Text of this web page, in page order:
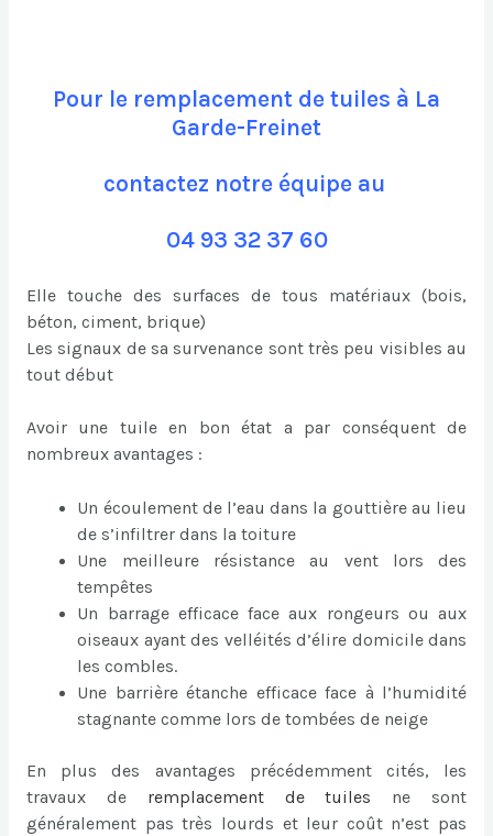
Pour le remplacement de tuiles à La
Garde-Freinet
contactez notre équipe au
04 93 32 37 60
Elle touche des surfaces de tous matériaux (bois,
béton, ciment, brique)
Les signaux de sa survenance sont très peu visibles au
tout début
Avoir une tuile en bon état a par conséquent de
nombreux avantages :
Un écoulement de l’eau dans la gouttière au lieu
de s’infiltrer dans la toiture
Une meilleure résistance au vent lors des
tempêtes
Un barrage efficace face aux rongeurs ou aux
oiseaux ayant des velléités d’élire domicile dans
les combles.
Une barrière étanche efficace face à l’humidité
stagnante comme lors de tombées de neige
En plus des avantages précédemment cités, les
travaux de
remplacement de tuiles
ne sont
généralement pas très lourds et leur coût n’est pas